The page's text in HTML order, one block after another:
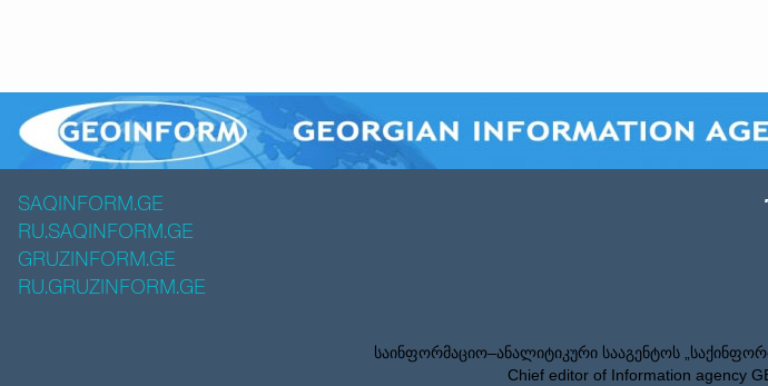
SAQINFORM.GE
RU.SAQINFORM.GE
GRUZINFORM.GE
RU.GRUZINFORM.GE
საინფორმაციო–ანალიტიკური სააგენტოს
Chief editor of Information agency